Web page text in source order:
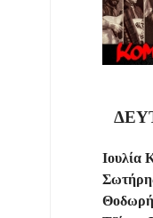
Ιουλία